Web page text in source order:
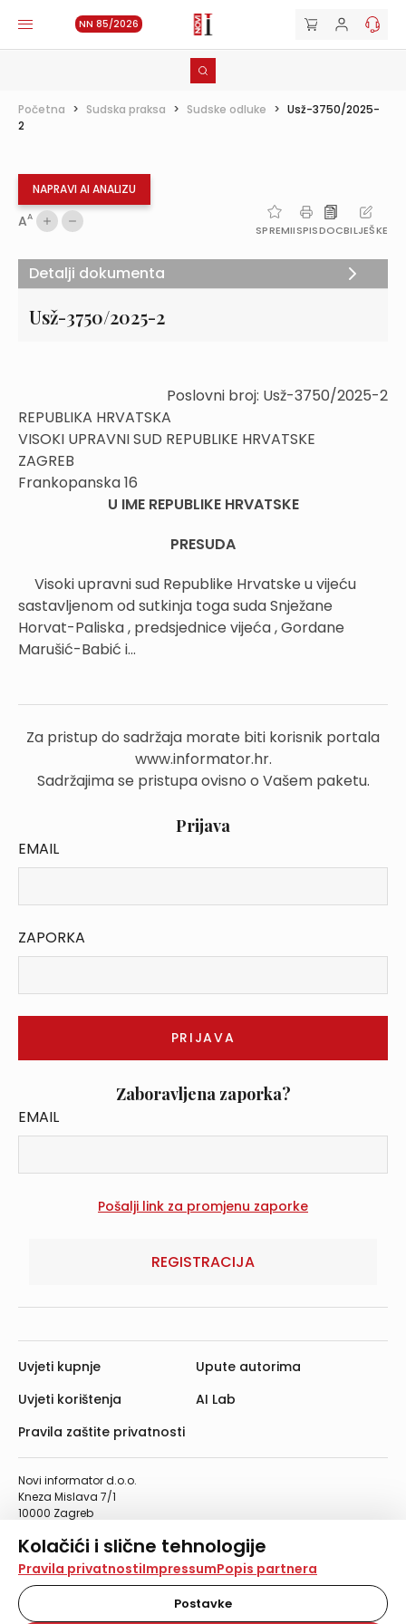
Kolačići i slične tehnologije
Na našoj web stranici koristimo kolačiće i slične
tehnologije za pohranu, čitanje i obradu informacija na
vašem uređaju. Time poboljšavamo korisničko iskustvo,
analiziramo promet na stranici te prikazujemo sadržaje i
Pravila privatnostiImpressumPopis partnera
Postavke
NN 85/2026
Početna > Sudska praksa > Sudske odluke > Usž-3750/2025-
2
NAPRAVI AI ANALIZU
AA
SPREMIISPISDOCBILJEŠKE
Usž-3750/2025-2
Poslovni broj: Usž-3750/2025-2
REPUBLIKA HRVATSKA
VISOKI UPRAVNI SUD REPUBLIKE HRVATSKE
ZAGREB
Frankopanska 16
U IME REPUBLIKE HRVATSKE
PRESUDA
Visoki upravni sud Republike Hrvatske u vijeću
sastavljenom odsutkinja toga sudaSnježane
Horvat-Paliska, predsjednice vijeća,Gordane
Marušić-Babić i...
Za pristup do sadržaja morate biti korisnik portala
www.informator.hr.
Sadržajima se pristupa ovisno o Vašem paketu.
Prijava
EMAIL
ZAPORKA
Zaboravljena zaporka?
EMAIL
REGISTRACIJA
Detalji dokumenta
Novi informator d.o.o.
Kneza Mislava 7/1
10000 Zagreb
Telefaks: 01/4612-553
info@informator.hr
PRATITE NAS:
Uvjeti kupnje
Uvjeti korištenja
Pravila zaštite privatnosti
Upute autorima
AI Lab